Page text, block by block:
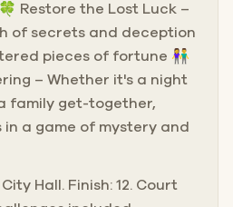
Restore the Lost Luck –
of secrets and deception
pieces of fortune 👫
– Whether it's a night
family get-together,
in a game of mystery and
Hall. Finish: 12. Court